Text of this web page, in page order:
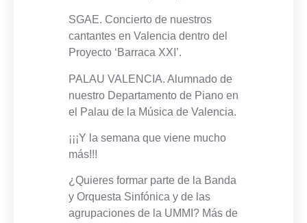
SGAE. Concierto de nuestros
cantantes en Valencia dentro del
Proyecto ‘Barraca XXI’.
PALAU VALENCIA. Alumnado de
nuestro Departamento de Piano en
el Palau de la Música de Valencia.
¡¡¡Y la semana que viene mucho
más!!!
¿Quieres formar parte de la Banda
y Orquesta Sinfónica y de las
agrupaciones de la UMMI? Más de